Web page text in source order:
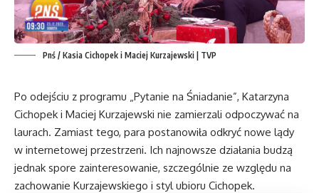
Pnś / Kasia Cichopek i Maciej Kurzajewski | TVP
Po odejściu z programu „Pytanie na Śniadanie”, Katarzyna
Cichopek i Maciej Kurzajewski nie zamierzali odpoczywać na
laurach. Zamiast tego, para postanowiła odkryć nowe lądy
w internetowej przestrzeni. Ich najnowsze działania budzą
jednak spore zainteresowanie, szczególnie ze względu na
zachowanie Kurzajewskiego i styl ubioru Cichopek.